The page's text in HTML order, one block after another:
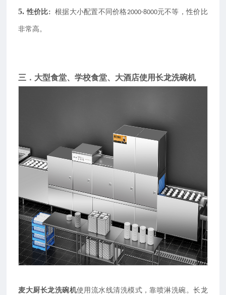
5.性价比: 根据大小配置不同价格2000-8000元不等，性价比
非常高。
三．大型食堂、学校食堂、大酒店使用长龙洗碗机
麦大厨长龙洗碗机使用流水线清洗模式，靠喷淋洗碗。长龙